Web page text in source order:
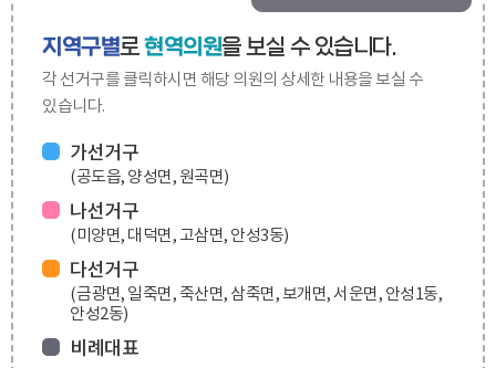
지역구별로현역의원을 보실 수 있습니다.
각 선거구를 클릭하시면 해당 의원의 상세한 내용을 보실 수
있습니다.
가선거구
(공도읍, 양성면, 원곡면)
나선거구
(미양면, 대덕면, 고삼면, 안성3동)
다선거구
(금광면, 일죽면, 죽산면, 삼죽면, 보개면, 서운면, 안성1동,
안성2동)
비례대표